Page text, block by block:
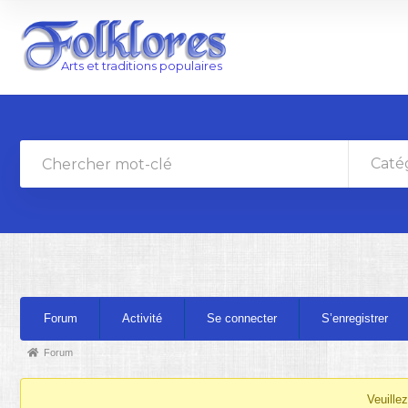
forum
Forum Activité Se connecter S’enregistrer
Fil Forum
Veuillez